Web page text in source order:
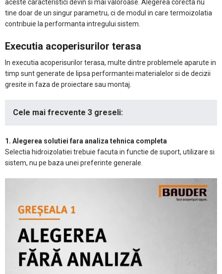
aceste caracteristici devin si mai valoroase. Alegerea corecta nu
tine doar de un singur parametru, ci de modul in care termoizolatia
contribuie la performanta intregului sistem.
Executia acoperisurilor terasa
In executia acoperisurilor terasa, multe dintre problemele aparute in
timp sunt generate de lipsa performantei materialelor si de decizii
gresite in faza de proiectare sau montaj.
Cele mai frecvente 3 greseli:
1. Alegerea solutiei fara analiza tehnica completa
Selectia hidroizolatiei trebuie facuta in functie de suport, utilizare si
sistem, nu pe baza unei preferinte generale.